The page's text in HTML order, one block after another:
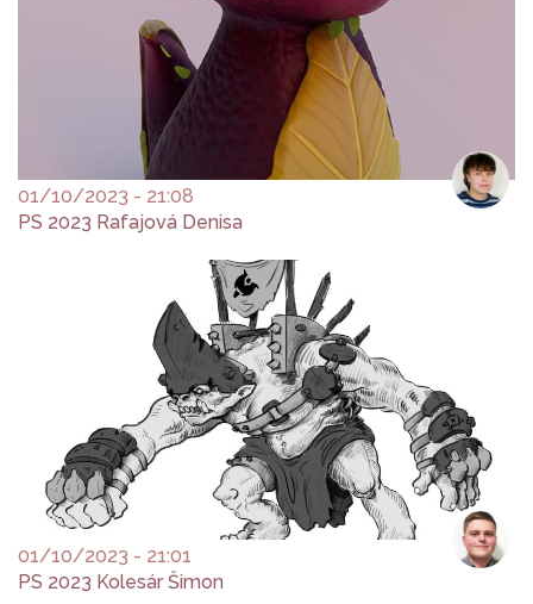
01/10/2023 - 21:08
PS 2023 Rafajová Denisa
01/10/2023 - 21:01
PS 2023 Kolesár Šimon